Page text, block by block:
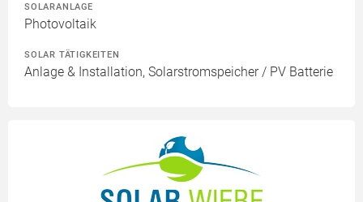
SOLARANLAGE
Photovoltaik
SOLAR TÄTIGKEITEN
Anlage & Installation, Solarstromspeicher / PV Batterie